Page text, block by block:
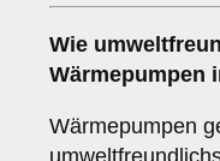
Wie
Wärmepumpen
Wärmepumpen